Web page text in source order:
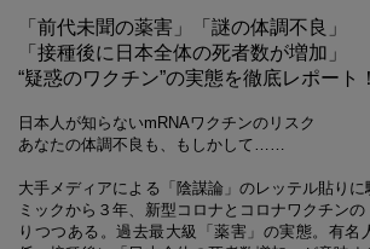
「前代未聞の薬害」「謎の体調不良」
「接種後に日本全体の死者数が増加」
“疑惑のワクチン”の実態を徹底レポート！
日本人が知らないmRNAワクチンのリスク
あなたの体調不良も、もしかして……
大手メディアによる「陰謀論」のレッテル貼り
ミックから３年、新型コロナとコロナワクチン
りつつある。過去最大級「薬害」の実態。有名